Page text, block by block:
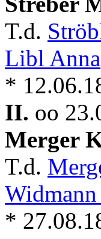
T.d.
Libl Anna
*
II. oo
Merger
T.d.
*